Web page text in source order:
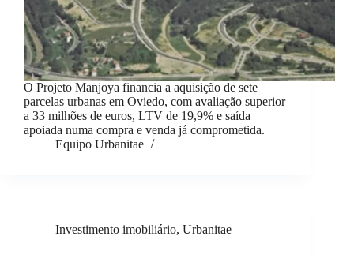
O Projeto Manjoya financia a aquisição de sete
parcelas urbanas em Oviedo, com avaliação superior
a 33 milhões de euros, LTV de 19,9% e saída
apoiada numa compra e venda já comprometida.
Equipo Urbanitae
Investimento imobiliário, Urbanitae